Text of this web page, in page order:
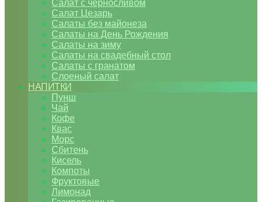
Салат с черносливом
Салат Цезарь
Салаты без майонеза
Салаты на День Рождения
Салаты на зиму
Салаты на свадебный стол
Салаты с гранатом
Слоеный салат
НАПИТКИ
Пунш
Чай
Кофе
Квас
Морс
Сбитень
Кисель
Компоты
Фруктовые
Лимонад